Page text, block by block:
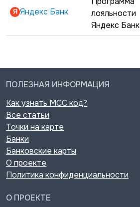
Яндекс Банк
лояльности
Яндекс Банк
ПОЛЕЗНАЯ ИНФОРМАЦИЯ
Как узнать MCC код?
Все статьи
Точки на карте
Банки
Банковские карты
О проекте
Политика конфиденциальности
О ПРОЕКТЕ